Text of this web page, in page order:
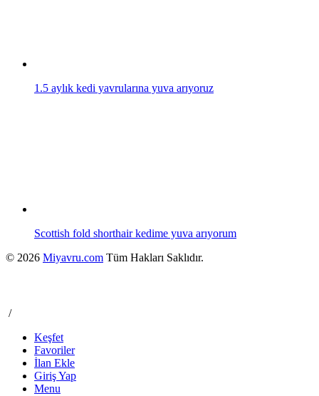
1.5 aylık kedi yavrularına yuva arıyoruz
Scottish fold shorthair kedime yuva arıyorum
© 2026 Miyavru.com Tüm Hakları Saklıdır.
/
Keşfet
Favoriler
İlan Ekle
Giriş Yap
Menu